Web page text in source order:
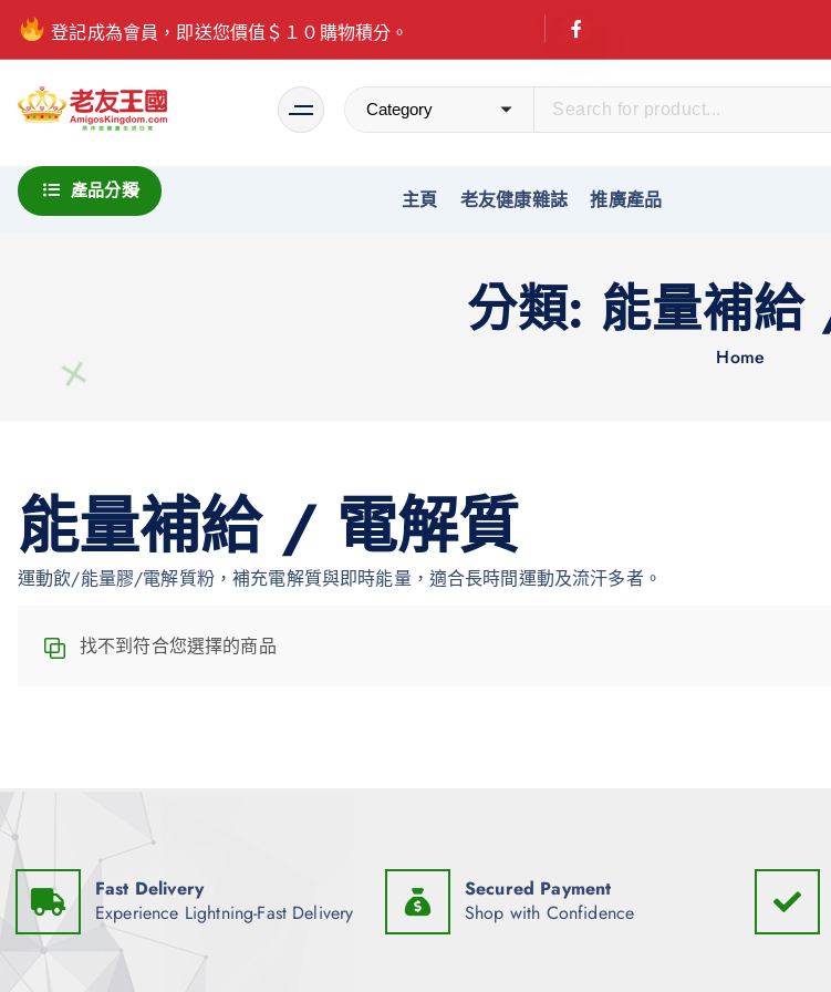
登記成為會員，即送您價值＄１０購物積分。
產品分類 主頁 老友健康雜誌 推廣產品
分類: 能量補
Home
能量補給 / 電解質
運動飲/能量膠/電解質粉，補充電解質與即時能量，適合長時間運動及流汗多者。
找不到符合您選擇的商品
Fast Delivery
Experience Lightning-Fast Delivery
Secured Payment
Shop with Confidence